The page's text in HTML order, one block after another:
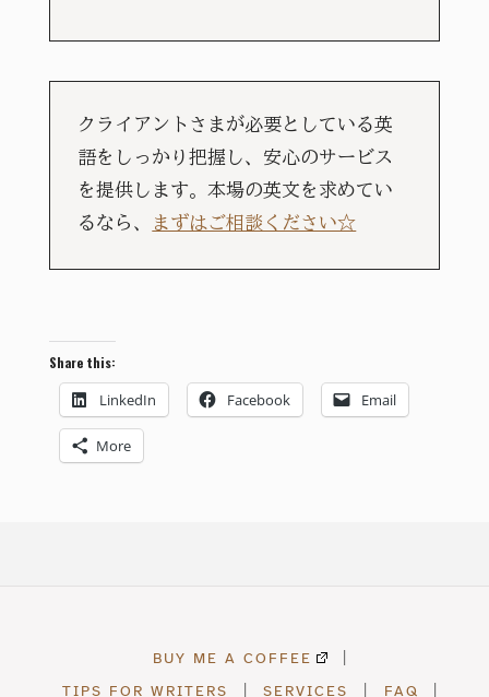
クライアントさまが必要としている英
語をしっかり把握し、安心のサービス
を提供します。本場の英文を求めてい
るなら、
まずはご相談ください☆
Share this:
LinkedIn Facebook Email
More
BUY ME A COFFEE
TIPS FOR WRITERS SERVICES FAQ